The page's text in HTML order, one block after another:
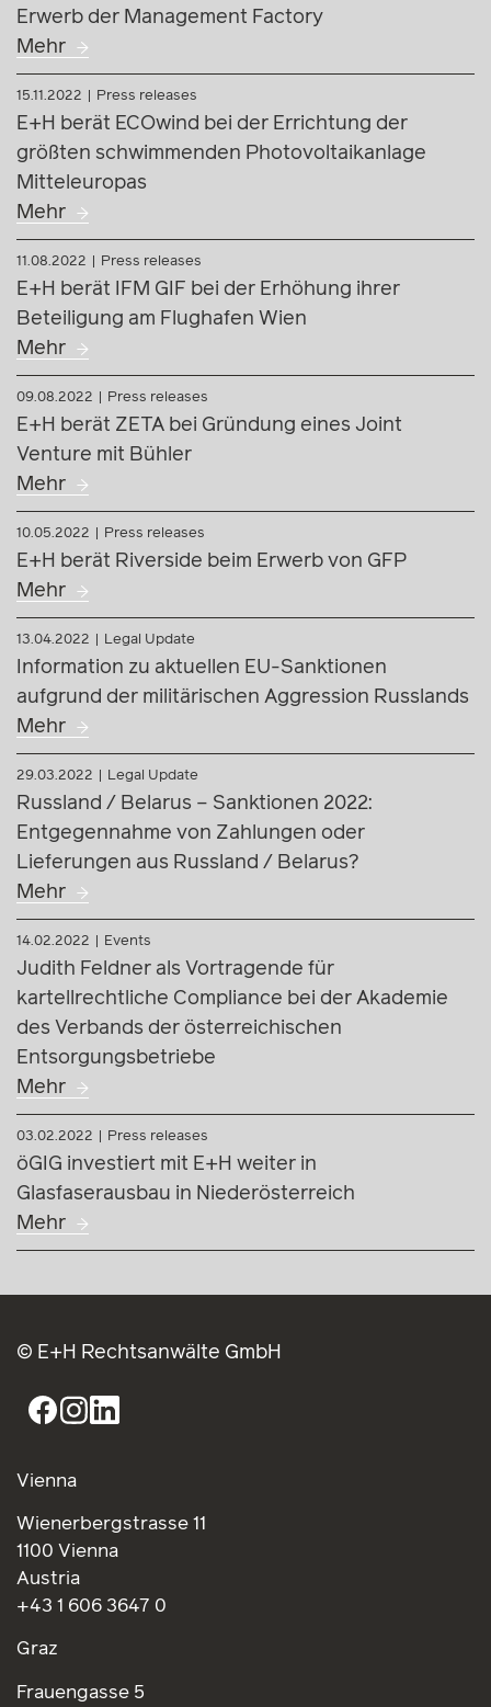
Erwerb der Management Factory
Mehr
15.11.2022 Press releases
E+H berät ECOwind bei der Errichtung der
größten schwimmenden Photovoltaikanlage
Mitteleuropas
Mehr
11.08.2022 Press releases
E+H berät IFM GIF bei der Erhöhung ihrer
Beteiligung am Flughafen Wien
Mehr
09.08.2022 Press releases
E+H berät ZETA bei Gründung eines Joint
Venture mit Bühler
Mehr
10.05.2022 Press releases
E+H berät Riverside beim Erwerb von GFP
Mehr
13.04.2022 Legal Update
Information zu aktuellen EU-Sanktionen
aufgrund der militärischen Aggression Russlands
Mehr
29.03.2022 Legal Update
Russland / Belarus – Sanktionen 2022:
Entgegennahme von Zahlungen oder
Lieferungen aus Russland / Belarus?
Mehr
14.02.2022 Events
Judith Feldner als Vortragende für
kartellrechtliche Compliance bei der Akademie
des Verbands der österreichischen
Entsorgungsbetriebe
Mehr
03.02.2022 Press releases
öGIG investiert mit E+H weiter in
Glasfaserausbau in Niederösterreich
Mehr
© E+H Rechtsanwälte GmbH
Vienna
Wienerbergstrasse 11
1100 Vienna
Austria
+43 1 606 3647 0
Graz
Frauengasse 5